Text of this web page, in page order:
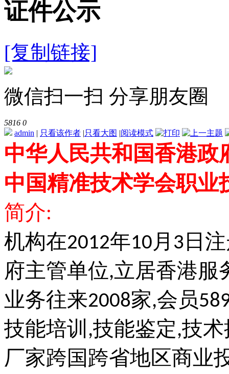
证件公示
[复制链接]
微信扫一扫 分享朋友圈
5816 0
admin | 只看该作者 |只看大图 |阅读模式
中华人民共和国香港政
中国精准技术学会职业
简介:
机构在2012年10月 3 日
府主管单位,立居香港服
业务往来2008家,会员
技能培训 ,技能鉴定,技
厂家跨国跨省地区商业